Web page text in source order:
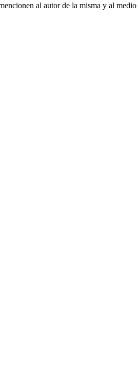
al autor de la misma y al medio